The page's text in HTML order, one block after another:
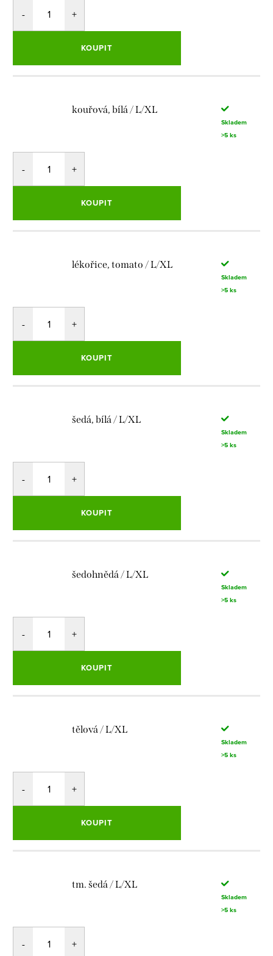
KOUPIT
kouřová, bílá / L/XL
Skladem
>5 ks
KOUPIT
lékořice, tomato / L/XL
Skladem
>5 ks
KOUPIT
šedá, bílá / L/XL
Skladem
>5 ks
KOUPIT
šedohnědá / L/XL
Skladem
>5 ks
KOUPIT
tělová / L/XL
Skladem
>5 ks
KOUPIT
tm. šedá / L/XL
Skladem
>5 ks